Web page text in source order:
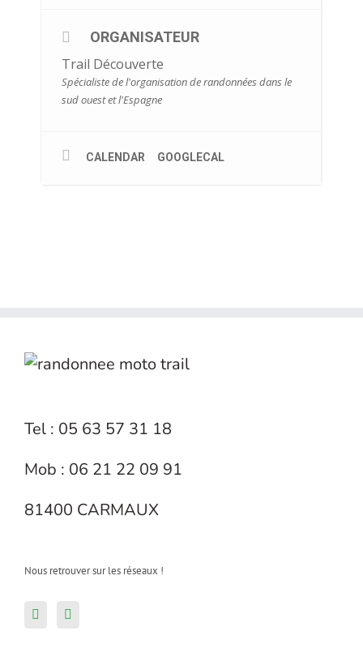
ORGANISATEUR
Trail Découverte
Spécialiste de l'organisation de randonnées dans le
sud ouest et l'Espagne
CALENDAR GOOGLECAL
Tel : 05 63 57 31 18
Mob : 06 21 22 09 91
81400 CARMAUX
Nous retrouver sur les réseaux !